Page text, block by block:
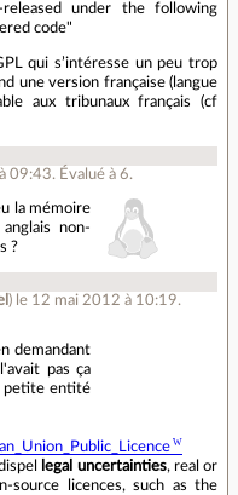
under the following
code"
qui s’intéresse un peu trop
une version française (langue
aux tribunaux français (cf
09:43. Évalué à 6.
la mémoire
non-
?
) le 12 mai 2012 à 10:19.
demandant
pas ça
petite entité
legal uncertainties, real or
source licences, such as the